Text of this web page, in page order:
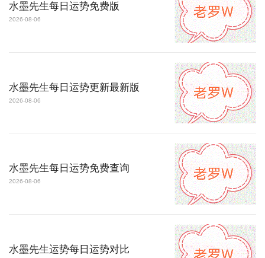
水墨先生每日运势免费版
2026-08-06
水墨先生每日运势更新最新版
2026-08-06
水墨先生每日运势免费查询
2026-08-06
水墨先生运势每日运势对比